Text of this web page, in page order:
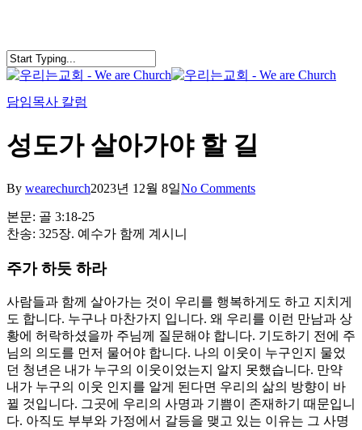
content
담임목사 칼럼
성도가 살아가야 할 길
By wearechurch2023년 12월 8일No Comments
본문: 골 3:18-25
찬송: 325장. 예수가 함께 계시니
주가 하듯 하라
사람들과 함께 살아가는 것이 우리를 행복하게도 하고 지치게
도 합니다. 누구나 마찬가지 입니다. 왜 우리를 이런 만남과 상
황에 허락하셨을까 주님께 질문해야 합니다. 기도하기 전에 주
님의 의도를 먼저 물어야 합니다. 나의 이웃이 누구인지 물었
던 청년은 내가 누구의 이웃이었는지 알지 못했습니다. 만약
내가 누구의 이웃 인지를 알게 된다면 우리의 삶의 방향이 바
뀔 것입니다. 그곳에 우리의 사명과 기쁨이 존재하기 때문입니
다. 아직도 부부와 가정에서 갈등을 맺고 있는 이유는 그 사명